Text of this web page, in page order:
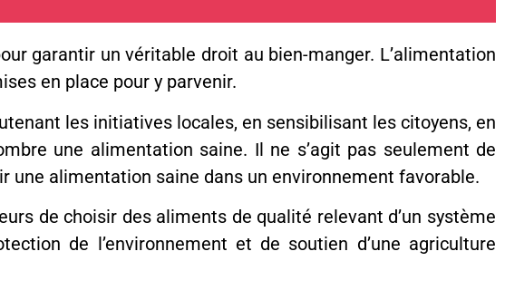
garantir un véritable droit au bien-manger. L’alimentation
en place pour y parvenir.
les initiatives locales, en sensibilisant les citoyens, en
une alimentation saine. Il ne s’agit pas seulement de
une alimentation saine dans un environnement favorable.
de choisir des aliments de qualité relevant d’un système
de l’environnement et de soutien d’une agriculture